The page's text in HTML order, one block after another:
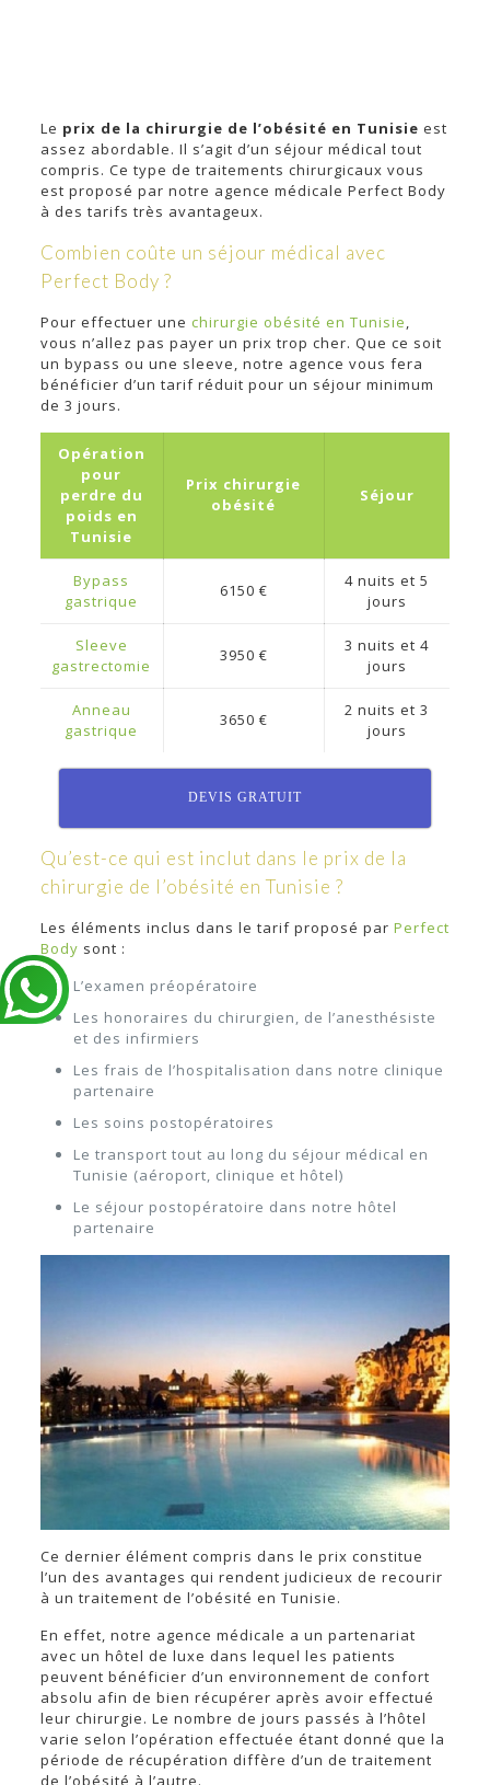
Le prix de la chirurgie de l’obésité en Tunisie est
assez abordable. Il s’agit d’un séjour médical tout
compris. Ce type de traitements chirurgicaux vous
est proposé par notre agence médicale Perfect Body
à des tarifs très avantageux.
Combien coûte un séjour médical avec
Perfect Body ?
Pour effectuer une chirurgie obésité en Tunisie,
vous n’allez pas payer un prix trop cher. Que ce soit
un bypass ou une sleeve, notre agence vous fera
bénéficier d’un tarif réduit pour un séjour minimum
de 3 jours.
Opération
pour
perdre du
poids en
Tunisie
Prix chirurgie
obésité
Séjour
Bypass
gastrique
6150 €
4 nuits et 5
jours
Sleeve
gastrectomie
3950 €
3 nuits et 4
jours
Anneau
gastrique
3650 €
2 nuits et 3
jours
DEVIS GRATUIT
Qu’est-ce qui est inclut dans le prix de la
chirurgie de l’obésité en Tunisie ?
Les éléments inclus dans le tarif proposé par Perfect
Body sont :
L’examen préopératoire
Les honoraires du chirurgien, de l’anesthésiste
et des infirmiers
Les frais de l’hospitalisation dans notre clinique
partenaire
Les soins postopératoires
Le transport tout au long du séjour médical en
Tunisie (aéroport, clinique et hôtel)
Le séjour postopératoire dans notre hôtel
partenaire
Ce dernier élément compris dans le prix constitue
l’un des avantages qui rendent judicieux de recourir
à un traitement de l’obésité en Tunisie.
En effet, notre agence médicale a un partenariat
avec un hôtel de luxe dans lequel les patients
peuvent bénéficier d’un environnement de confort
absolu afin de bien récupérer après avoir effectué
leur chirurgie. Le nombre de jours passés à l’hôtel
varie selon l’opération effectuée étant donné que la
période de récupération diffère d’un de traitement
de l’obésité à l’autre.